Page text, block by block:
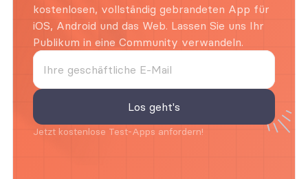
kostenlosen, vollständig gebrandeten App für
iOS, Android und das Web. Lassen Sie uns Ihr
Publikum in eine Community verwandeln.
Jetzt kostenlose Test-Apps anfordern!